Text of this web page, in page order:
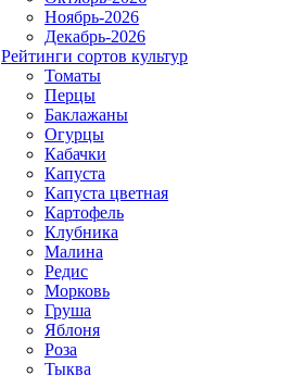
Ноябрь-2026
Декабрь-2026
Рейтинги сортов культур
Томаты
Перцы
Баклажаны
Огурцы
Кабачки
Капуста
Капуста цветная
Картофель
Клубника
Малина
Редис
Морковь
Груша
Яблоня
Роза
Тыква